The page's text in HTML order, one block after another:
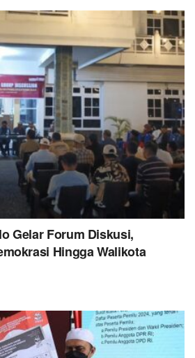
Gelar Forum Diskusi,
Hingga Walikota